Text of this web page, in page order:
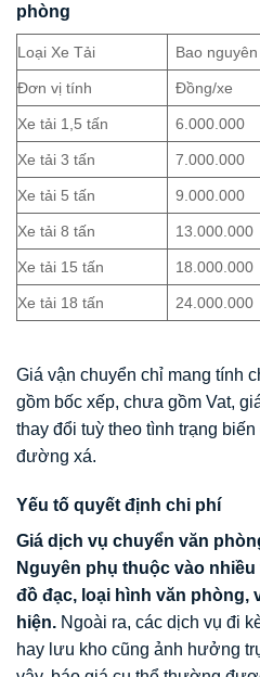
phòng
Loại Xe Tải Bao
Đơn vị tính Đồng/xe
Xe tải 1,5 tấn 6.000.000
Xe tải 3 tấn 7.000.000
Xe tải 5 tấn 9.000.000
Xe tải 8 tấn 13.000.000
Xe tải 15 tấn 18.000.000
Xe tải 18 tấn 24.000.000
Giá vận chuyển chỉ mang tính
gồm bốc xếp, chưa gồm Vat,
thay đổi tuỳ theo tình trạng
đường xá.
Yếu tố quyết định chi phí
Giá dịch vụ chuyển văn
Nguyên phụ thuộc vào
đồ đạc, loại hình văn phòng,
hiện. Ngoài ra, các dịch vụ đi
hay lưu kho cũng ảnh hưởng